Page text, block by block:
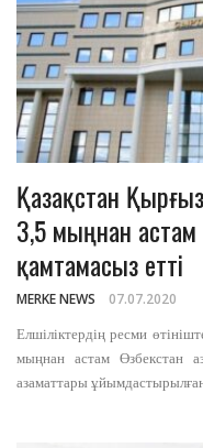
Қазақстан
3,5 мыңнан астам
қамтамасыз етті
MERKE NEWS 07.07.2020
Елшіліктердің ресми
мыңнан астам Өзбекстан
азаматтары